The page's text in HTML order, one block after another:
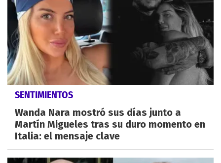
SENTIMIENTOS
Wanda Nara mostró sus días junto a
Martín Migueles tras su duro momento en
Italia: el mensaje clave